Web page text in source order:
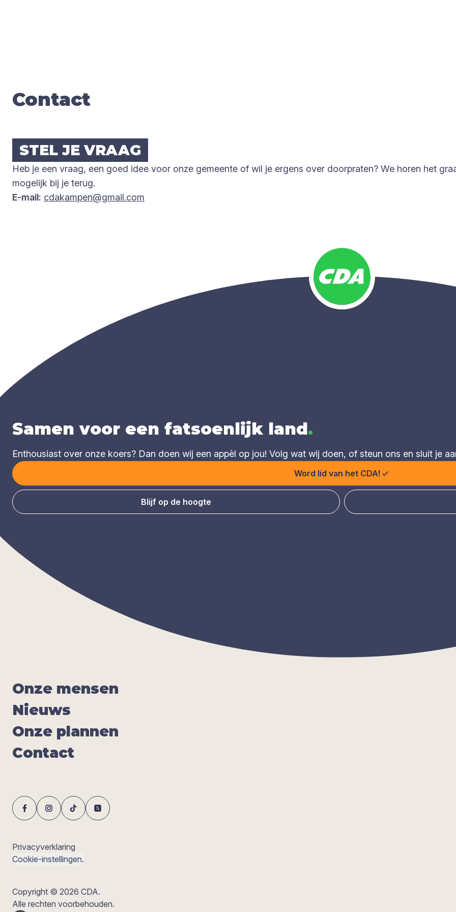
Con­tact
STEL JE VRAAG
Heb je een vraag, een goed idee voor onze gemeente of wil je ergens over doorpraten? We horen het
mogelijk bij je terug.
E-mail: cdakampen@gmail.com
Samen voor een fatsoenlijk land.
Enthousiast over onze koers? Dan doen wij een appèl op jou! Volg wat wij doen, of steun ons en sluit je
Word lid van het CDA!
Blijf op de hoogte
Onze men­sen
Nieuws
Onze plan­nen
Con­tact
Privacyverklaring
Cookie-instellingen.
Copyright © 2026 CDA.
Alle rechten voorbehouden.